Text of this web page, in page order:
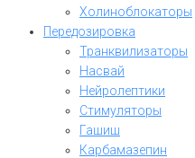
Холиноблокаторы
Передозировка
Транквилизаторы
Насвай
Нейролептики
Стимуляторы
Гашиш
Карбамазепин